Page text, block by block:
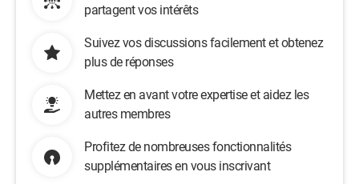
partagent vos intérêts
Suivez vos discussions facilement et obtenez
plus de réponses
Mettez en avant votre expertise et aidez les
autres membres
Profitez de nombreuses fonctionnalités
supplémentaires en vous inscrivant